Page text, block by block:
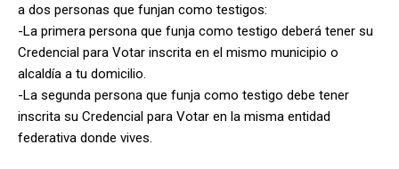
a dos personas que funjan como testigos:
-La primera persona que funja como testigo deberá tener su
Credencial para Votar inscrita en el mismo municipio o
alcaldía a tu domicilio.
-La segunda persona que funja como testigo debe tener
inscrita su Credencial para Votar en la misma entidad
federativa donde vives.